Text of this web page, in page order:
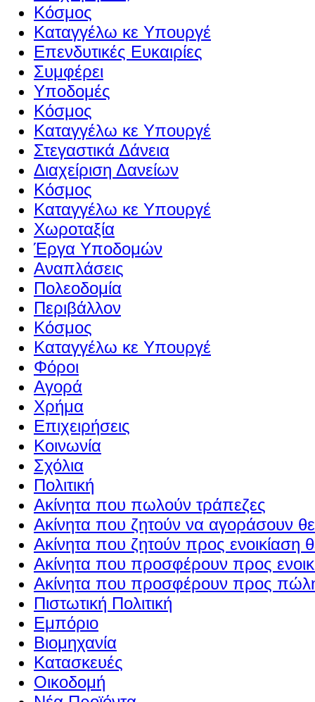
Κόσμος
Καταγγέλω κε Υπουργέ
Επενδυτικές Ευκαιρίες
Συμφέρει
Υποδομές
Κόσμος
Καταγγέλω κε Υπουργέ
Στεγαστικά Δάνεια
Διαχείριση Δανείων
Κόσμος
Καταγγέλω κε Υπουργέ
Χωροταξία
Έργα Υποδομών
Αναπλάσεις
Πολεοδομία
Περιβάλλον
Κόσμος
Καταγγέλω κε Υπουργέ
Φόροι
Αγορά
Χρήμα
Επιχειρήσεις
Κοινωνία
Σχόλια
Πολιτική
Ακίνητα που πωλούν τράπεζες
Ακίνητα που ζητούν να αγοράσουν
Ακίνητα που ζητούν προς ενοικίαση
Ακίνητα που προσφέρουν προς
Ακίνητα που προσφέρουν προς
Πιστωτική Πολιτική
Εμπόριο
Βιομηχανία
Κατασκευές
Οικοδομή